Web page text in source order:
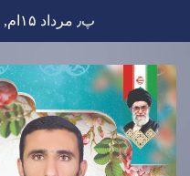
to
content
پ٫ مرداد ۱۵ام, ۱۴۰۵